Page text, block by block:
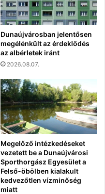
Dunaújvárosban jelentősen
megélénkült az érdeklődés
az albérletek iránt
2026.08.07.
Megelőző intézkedéseket
vezetett be a Dunaújvárosi
Sporthorgász Egyesület a
Felső-öbölben kialakult
kedvezőtlen vízminőség
miatt